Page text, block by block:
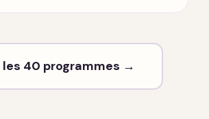
les 40 programmes →